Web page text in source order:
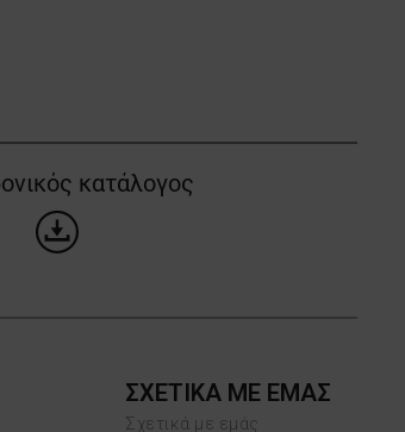
κατάλογος
ΣΧΕΤΙΚΑ ΜΕ ΕΜΑΣ
Σχετικά με εμάς